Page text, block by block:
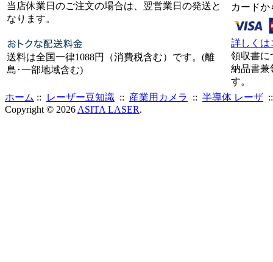
当店休業日のご注文の場合は、翌営業日の発送と
なります。
送料は全国一律1088円（消費税含む）です。(離
島･一部地域含む)
カード
詳しくは
領収書に
納品書兼
す。
ホーム :: レーザー豆知識 :: 産業用カメラ :: 半導体 レーザ
Copyright © 2026 ASITA LASER.